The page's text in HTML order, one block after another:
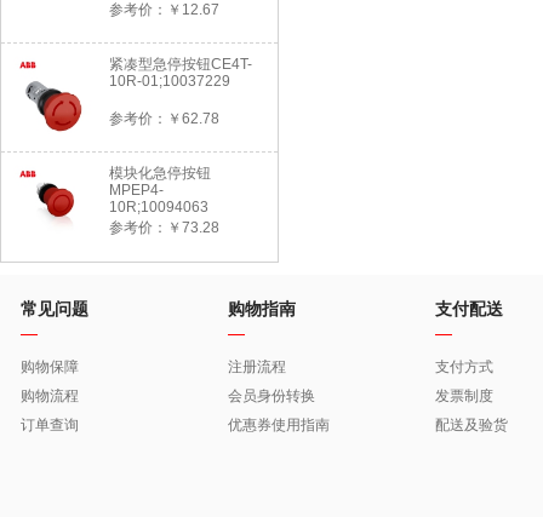
参考价：￥12.67
紧凑型急停按钮CE4T-
10R-01;10037229
参考价：￥62.78
模块化急停按钮
MPEP4-
10R;10094063
参考价：￥73.28
常见问题
购物保障
购物流程
订单查询
购物指南
注册流程
会员身份转换
优惠券使用指南
支付配送
支付方式
发票制度
配送及验货